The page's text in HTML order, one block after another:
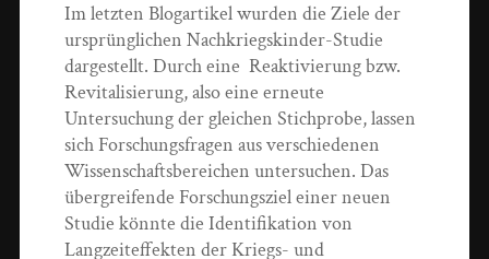
Im letzten Blogartikel wurden die Ziele der
ursprünglichen Nachkriegskinder-Studie
dargestellt. Durch eine Reaktivierung bzw.
Revitalisierung, also eine erneute
Untersuchung der gleichen Stichprobe, lassen
sich Forschungsfragen aus verschiedenen
Wissenschaftsbereichen untersuchen. Das
übergreifende Forschungsziel einer neuen
Studie könnte die Identifikation von
Langzeiteffekten der Kriegs- und